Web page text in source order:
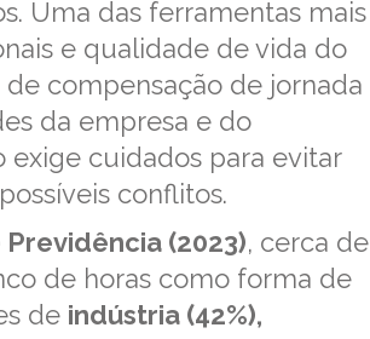
Uma das ferramentas mais
e qualidade de vida do
de compensação de jornada
da empresa e do
cuidados para evitar
conflitos.
(2023), cerca de
de horas como forma de
de indústria (42%),